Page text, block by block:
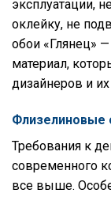
эксплуатации,
оклейку, не
обои «Глянец»
материал,
дизайнеров и
Флизелиновые
Требования к
современного
все выше.